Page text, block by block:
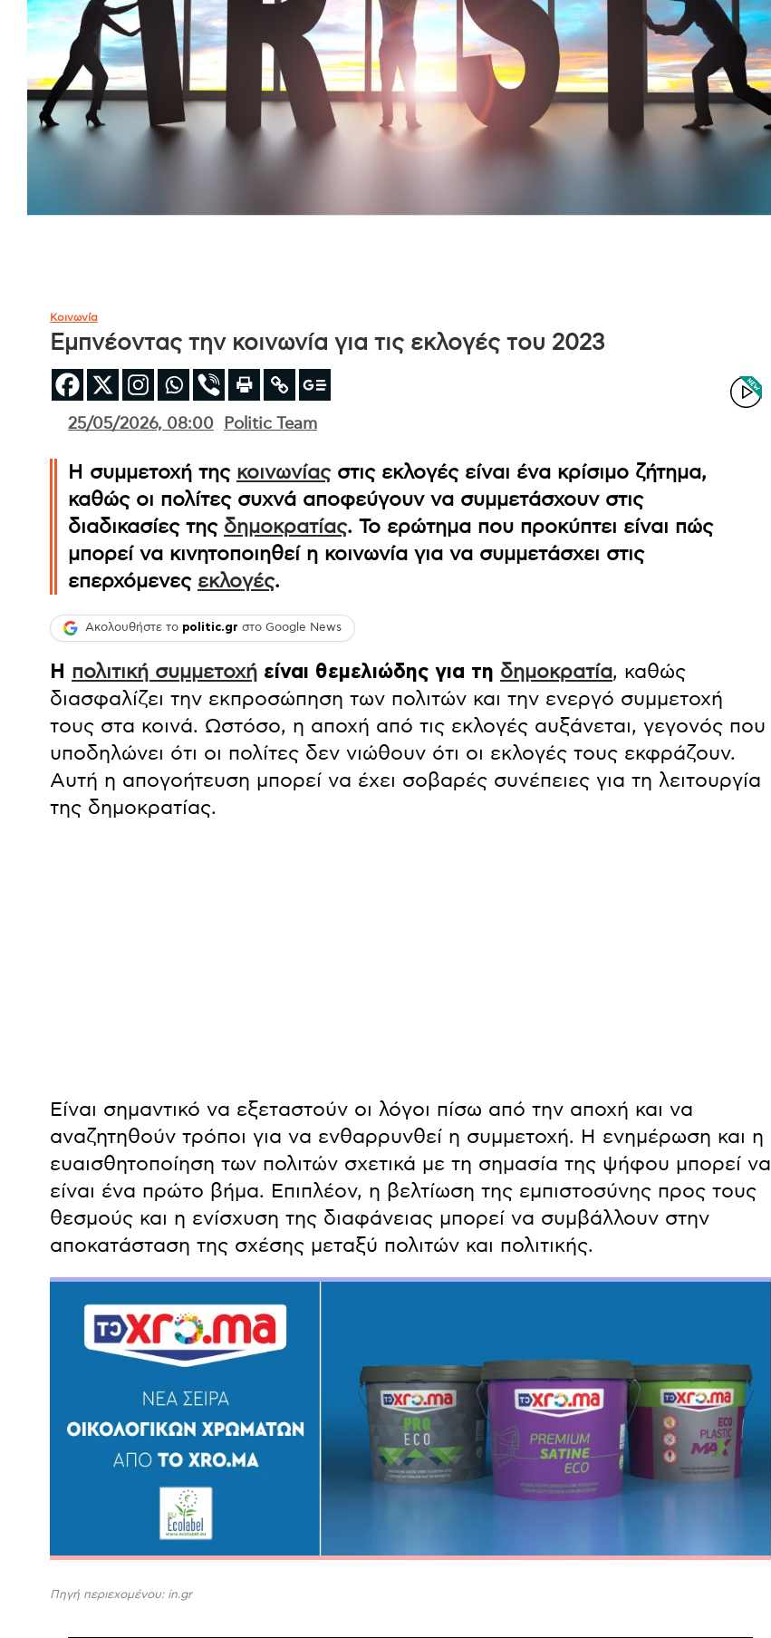
Κοινωνία
Εμπνέοντας την κοινωνία για τις εκλογές του 2023
25/05/2026, 08:00 Politic Team
Η συμμετοχή της κοινωνίαςστις εκλογές είναι ένα κρίσιμο ζήτημα,
καθώς οι πολίτες συχνά αποφεύγουν να συμμετάσχουν στις
διαδικασίες της δημοκρατίας. Το ερώτημα που προκύπτει είναι πώς
μπορεί να κινητοποιηθεί η κοινωνία για να συμμετάσχει στις
επερχόμενες εκλογές.
Ακολουθήστε το politic.gr στο Google News
Η πολιτική συμμετοχή είναι θεμελιώδης για τη δημοκρατία, καθώς
διασφαλίζει την εκπροσώπηση των πολιτών και την ενεργό συμμετοχή
τους στα κοινά. Ωστόσο, η αποχή από τις εκλογές αυξάνεται, γεγονός που
υποδηλώνει ότι οι πολίτες δεν νιώθουν ότι οι εκλογές τους εκφράζουν.
Αυτή η απογοήτευση μπορεί να έχει σοβαρές συνέπειες για τη λειτουργία
της δημοκρατίας.
Είναι σημαντικό να εξεταστούν οι λόγοι πίσω από την αποχή και να
αναζητηθούν τρόποι για να ενθαρρυνθεί η συμμετοχή. Η ενημέρωση και η
ευαισθητοποίηση των πολιτών σχετικά με τη σημασία της ψήφου μπορεί να
είναι ένα πρώτο βήμα. Επιπλέον, η βελτίωση της εμπιστοσύνης προς τους
θεσμούς και η ενίσχυση της διαφάνειας μπορεί να συμβάλλουν στην
αποκατάσταση της σχέσης μεταξύ πολιτών και πολιτικής.
Πηγή περιεχομένου: in.gr